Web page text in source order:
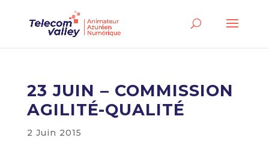
23 JUIN – COMMISSION
AGILITÉ-QUALITÉ
2 Juin 2015